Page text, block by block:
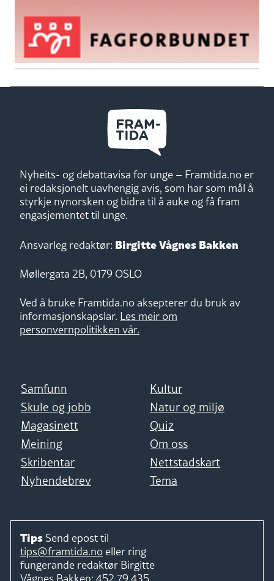
Nyheits- og debattavisa for unge – Framtida.no er
ei redaksjonelt uavhengig avis, som har som mål å
styrkje nynorsken og bidra til å auke og få fram
engasjementet til unge.
Ansvarleg redaktør: Birgitte Vågnes Bakken
Møllergata 2B, 0179 OSLO
Ved å bruke Framtida.no aksepterer du bruk av
informasjonskapslar. Les meir om
personvernpolitikken vår.
Samfunn
Kultur
Skule og jobb
Natur og miljø
Magasinett
Quiz
Meining
Om oss
Skribentar
Nettstadskart
Nyhendebrev
Tema
Tips Send epost til
tips@framtida.no eller ring
fungerande redaktør Birgitte